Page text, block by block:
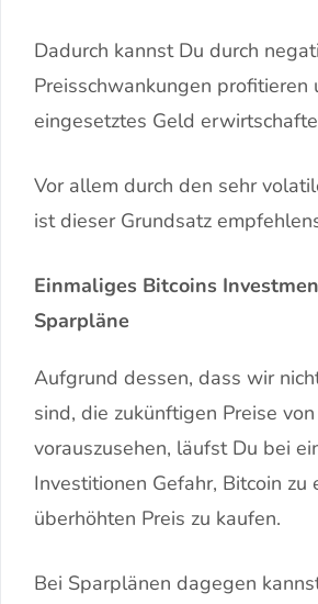
Dadurch kannst Du durch
Preisschwankungen profitieren
eingesetztes Geld
Vor allem durch den sehr
ist dieser Grundsatz
Einmaliges Bitcoins
Sparpläne
Aufgrund dessen, dass wir
sind, die zukünftigen Preise
vorauszusehen, läufst Du bei
Investitionen Gefahr, Bitcoin zu
überhöhten Preis zu kaufen.
Bei Sparplänen dagegen